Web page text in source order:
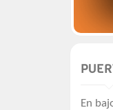
En